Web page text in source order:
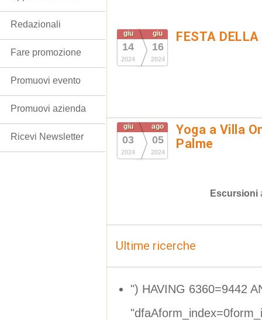
giu
14
2024
giu
16
2024
FESTA DELLA
giu
03
2024
ago
05
2024
Yoga a Villa
Palme
Escursioni
Ultime ricerche
") HAVING 6360=9442
Redazionali
Fare promozione
Promuovi evento
Promuovi azienda
Ricevi Newsletter